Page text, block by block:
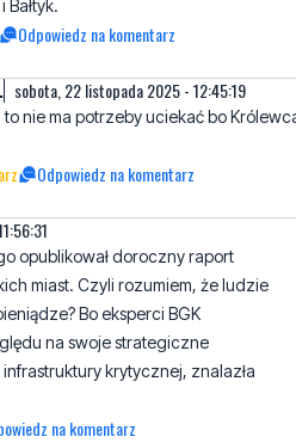
Bałtyk.
Odpowiedz na komentarz
sobota, 22 listopada 2025 - 12:45:19
nie ma potrzeby uciekać bo
Odpowiedz na komentarz
opublikował doroczny raport
miast. Czyli rozumiem, że ludzie
Bo eksperci BGK
na swoje strategiczne
krytycznej, znalazła
na komentarz